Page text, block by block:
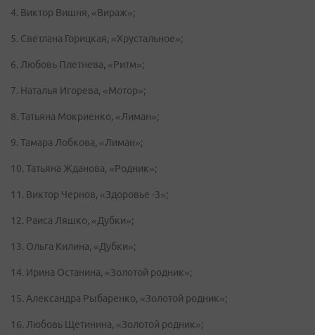
4. Виктор Вишня, «Вираж»;
5. Светлана Горицкая, «Хрустальное»;
6. Любовь Плетнева, «Ритм»;
7. Наталья Игорева, «Мотор»;
8. Татьяна Мокриенко, «Лиман»;
9. Тамара Лобкова, «Лиман»;
10. Татьяна Жданова, «Родник»;
11. Виктор Чернов, «Здоровье -3»;
12. Раиса Ляшко, «Дубки»;
13. Ольга Килина, «Дубки»;
14. Ирина Останина, «Золотой родник»;
15. Александра Рыбаренко, «Золотой родник»;
16. Любовь Щетинина, «Золотой родник»;